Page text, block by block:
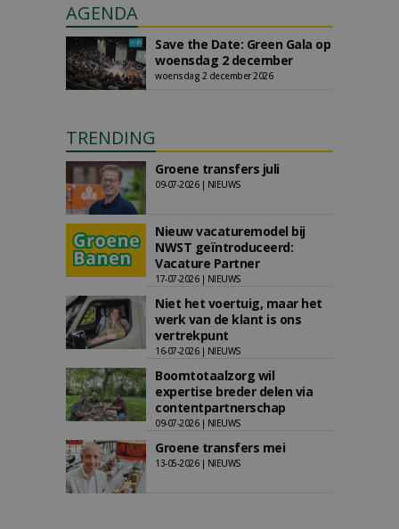
AGENDA
Save the Date: Green Gala op
woensdag 2 december
woensdag 2 december 2026
TRENDING
Groene transfers juli
09-07-2026 | NIEUWS
Nieuw vacaturemodel bij
NWST geïntroduceerd:
Vacature Partner
17-07-2026 | NIEUWS
Niet het voertuig, maar het
werk van de klant is ons
vertrekpunt
16-07-2026 | NIEUWS
Boomtotaalzorg wil
expertise breder delen via
contentpartnerschap
09-07-2026 | NIEUWS
Groene transfers mei
13-05-2026 | NIEUWS